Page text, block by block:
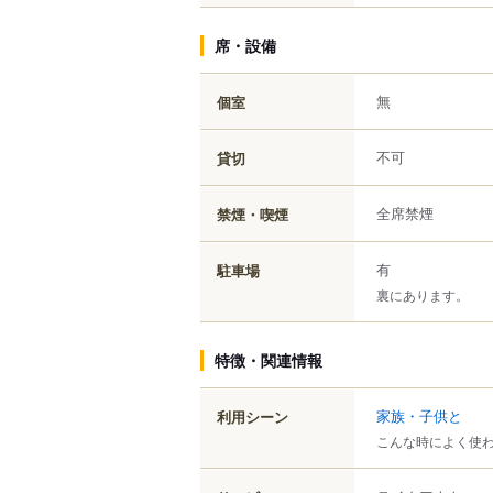
席・設備
個室 無
貸切 不可
禁煙・喫煙 全席禁煙
駐車場 有
裏にあります。
特徴・関連情報
利用シーン 家族・子供と
こんな時によく使